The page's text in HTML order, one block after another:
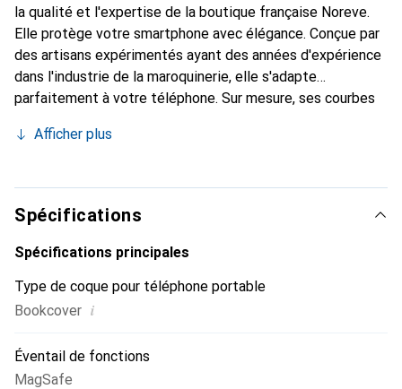
la qualité et l'expertise de la boutique française Noreve.
Elle protège votre smartphone avec élégance. Conçue par
des artisans expérimentés ayant des années d'expérience
dans l'industrie de la maroquinerie, elle s'adapte
parfaitement à votre téléphone. Sur mesure, ses courbes
devient l'accessoire chic et indispensable pour votre
produits de haute qualité, la marque Noreve est un choix
fiable pour une clientèle exigeante.
Afficher plus
Spécifications
Spécifications principales
Type de coque pour téléphone portable
Bookcover i
Éventail de fonctions
MagSafe